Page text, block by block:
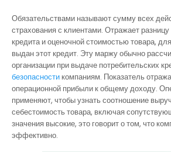
Обязательствами называют сумму всех
страхования с клиентами. Отражает
кредита и оценочной стоимостью товара,
выдан этот кредит. Эту маржу обычно
организации при выдаче потребительских
безопасности компаниям. Показатель
операционной прибыли к общему доходу.
применяют, чтобы узнать соотношение
себестоимость товара, включая
значения высокие, это говорит о том, что
эффективно.